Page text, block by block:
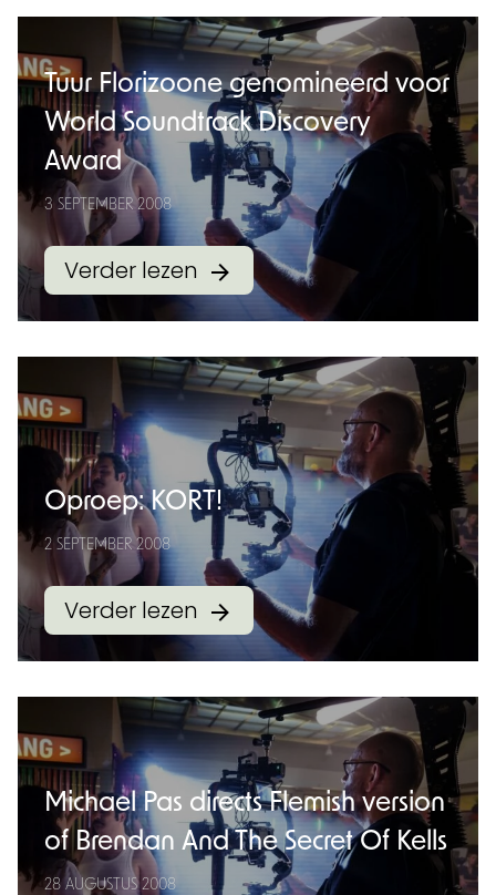
Tuur Florizoone genomineerd voor
World Soundtrack Discovery
Award
3 SEPTEMBER 2008
Verder lezen
Oproep: KORT!
2 SEPTEMBER 2008
Verder lezen
Michael Pas directs Flemish version
of Brendan And The Secret Of Kells
28 AUGUSTUS 2008